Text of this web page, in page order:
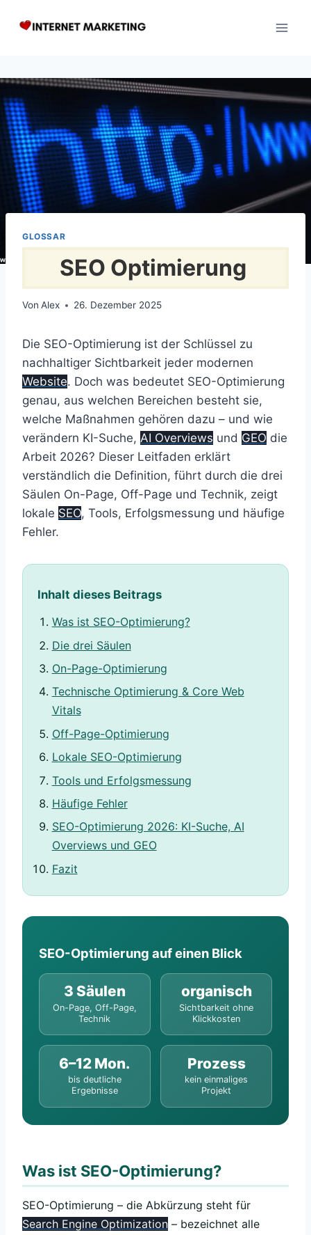
Inhalt
GLOSSAR
SEO Optimierung
Von Alex 26. Dezember 2025
Die SEO-Optimierung ist der Schlüssel zu
nachhaltiger Sichtbarkeit jeder modernen
Website. Doch was bedeutet SEO-Optimierung
genau, aus welchen Bereichen besteht sie,
welche Maßnahmen gehören dazu – und wie
verändern KI-Suche, AI Overviews und GEO die
Arbeit 2026? Dieser Leitfaden erklärt
verständlich die Definition, führt durch die drei
Säulen On-Page, Off-Page und Technik, zeigt
lokale SEO, Tools, Erfolgsmessung und häufige
Fehler.
Inhalt dieses Beitrags
Was ist SEO-Optimierung?
Die drei Säulen
On-Page-Optimierung
Technische Optimierung & Core Web
Vitals
Off-Page-Optimierung
Lokale SEO-Optimierung
Tools und Erfolgsmessung
Häufige Fehler
SEO-Optimierung 2026: KI-Suche, AI
Overviews und GEO
Fazit
SEO-Optimierung auf einen Blick
3 Säulen
On-Page, Off-Page,
Technik
organisch
Sichtbarkeit ohne
Klickkosten
6–12 Mon.
bis deutliche
Ergebnisse
Prozess
kein einmaliges
Projekt
Was ist SEO-Optimierung?
SEO-Optimierung – die Abkürzung steht für
Search Engine Optimization – bezeichnet alle